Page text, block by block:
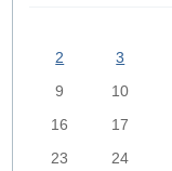
2
3
9
10
16
17
23
24